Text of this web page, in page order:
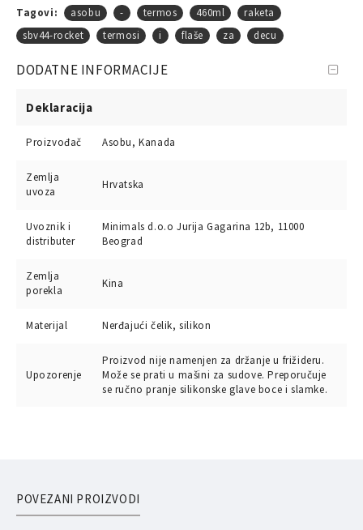
Tagovi: asobu - termos 460ml
raketa
sbv44-rocket
termosi i flaše za decu
DODATNE INFORMACIJE
Deklaracija
Proizvođač Asobu, Kanada
Zemlja
uvoza
Hrvatska
Uvoznik i
distributer
Minimals d.o.o Jurija Gagarina 12b, 11000
Beograd
Zemlja
porekla
Kina
Materijal Nerđajući čelik, silikon
Upozorenje
Proizvod nije namenjen za držanje u frižideru.
Može se prati u mašini za sudove. Preporučuje
se ručno pranje silikonske glave boce i slamke.
POVEZANI PROIZVODI